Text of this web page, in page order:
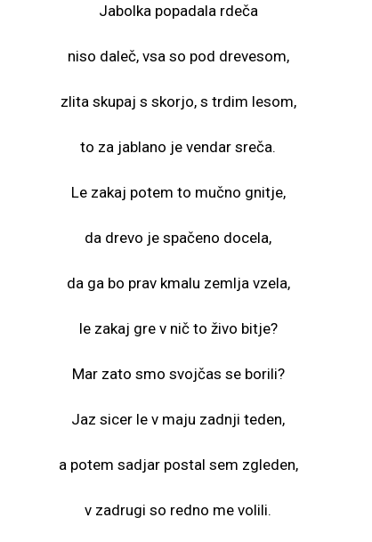
Jabolka popadala rdeča
niso daleč, vsa so pod drevesom,
zlita skupaj s skorjo, s trdim lesom,
to za jablano je vendar sreča.
Le zakaj potem to mučno gnitje,
da drevo je spačeno docela,
da ga bo prav kmalu zemlja vzela,
le zakaj gre v nič to živo bitje?
Mar zato smo svojčas se borili?
Jaz sicer le v maju zadnji teden,
a potem sadjar postal sem zgleden,
v zadrugi so redno me volili.